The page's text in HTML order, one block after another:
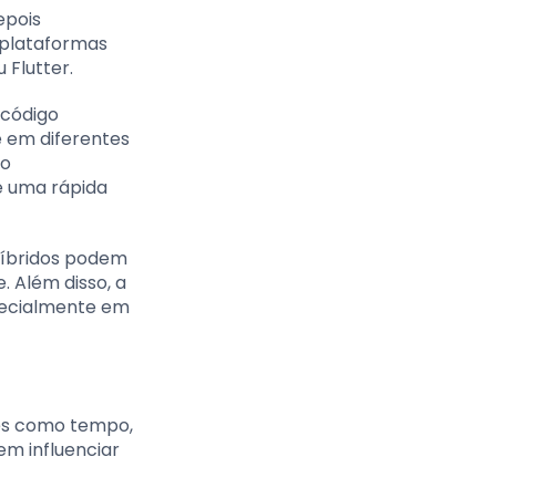
Flutter.
em diferentes
uma rápida
podem
Além disso, a
em
como tempo,
influenciar